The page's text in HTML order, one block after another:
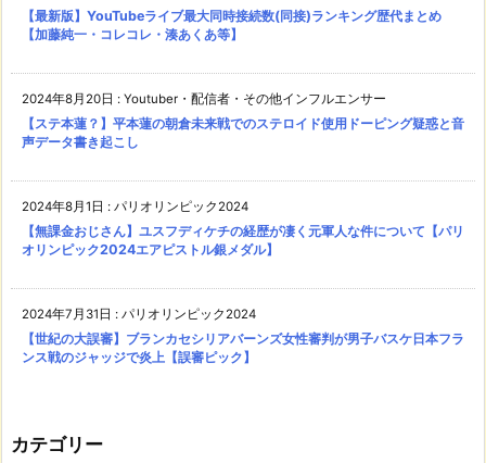
【最新版】YouTubeライブ最大同時接続数(同接)ランキング歴代まとめ
【加藤純一・コレコレ・湊あくあ等】
2024年8月20日 : Youtuber・配信者・その他インフルエンサー
【ステ本蓮？】平本蓮の朝倉未来戦でのステロイド使用ドーピング疑惑と音
声データ書き起こし
2024年8月1日 : パリオリンピック2024
【無課金おじさん】ユスフディケチの経歴が凄く元軍人な件について【パリ
オリンピック2024エアピストル銀メダル】
2024年7月31日 : パリオリンピック2024
【世紀の大誤審】ブランカセシリアバーンズ女性審判が男子バスケ日本フラ
ンス戦のジャッジで炎上【誤審ピック】
カテゴリー